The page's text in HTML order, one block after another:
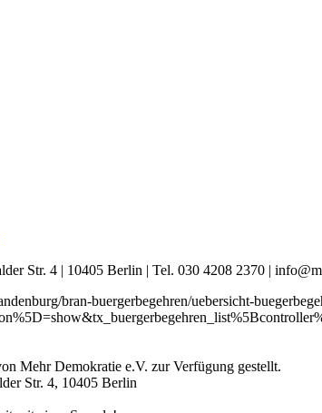
Str. 4 | 10405 Berlin | Tel. 030 4208 2370 |
bran-buergerbegehren/uebersicht-
Mehr Demokratie e.V. zur Verfügung gestellt.
Str. 4, 10405 Berlin